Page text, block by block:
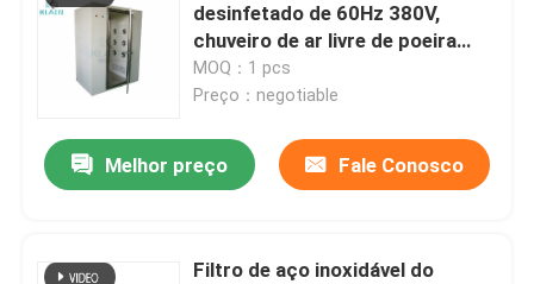
desinfetado de 60Hz 380V,
chuveiro de ar livre de poeira
para a indústria de cimento
MOQ：1 pcs
Preço：negotiable
Melhor preço Fale Conosco
Filtro de aço inoxidável do